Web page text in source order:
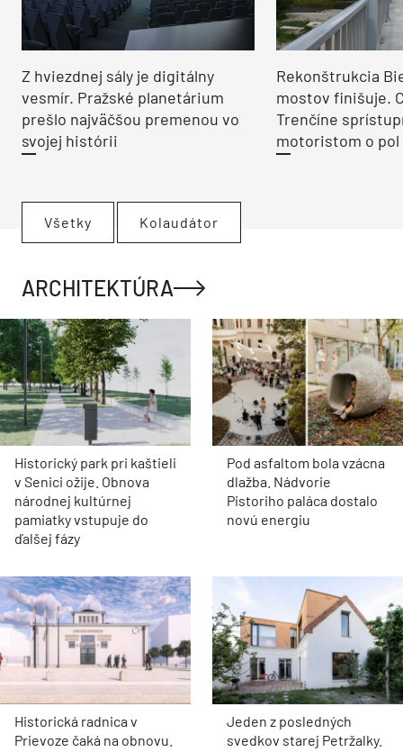
Z hviezdnej sály je digitálny
vesmír. Pražské planetárium
prešlo najväčšou premenou vo
svojej histórii
Rekonštrukcia
mostov finišuje.
Trenčíne
motoristom o pol
Všetky Kolaudátor
ARCHITEKTÚRA
Historický park pri kaštieli
v Senici ožije. Obnova
národnej kultúrnej
pamiatky vstupuje do
ďalšej fázy
Pod asfaltom bola vzácna
dlažba. Nádvorie
Pistoriho paláca dostalo
novú energiu
Historická radnica v
Prievoze čaká na obnovu.
Jeden z posledných
svedkov starej Petržalky.